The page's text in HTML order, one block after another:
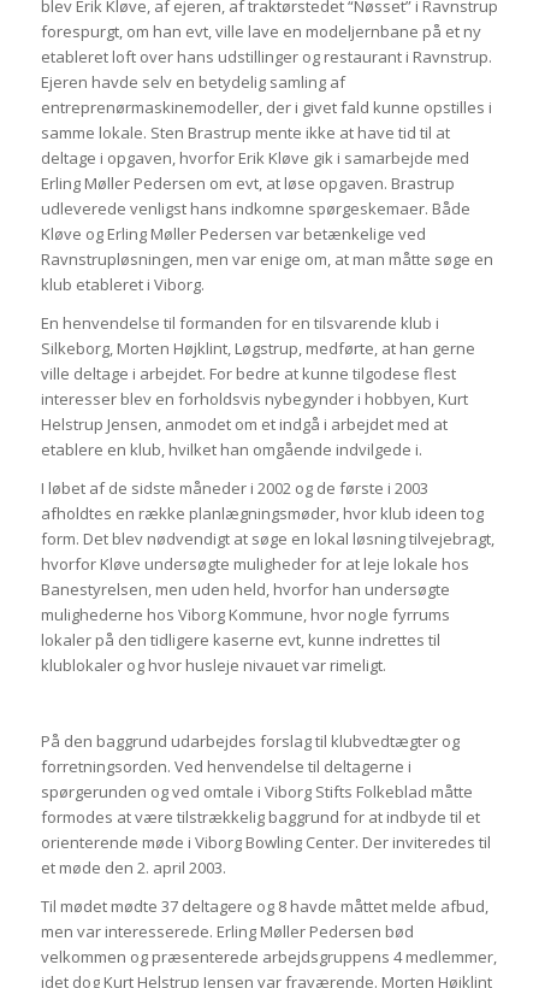
blev Erik Kløve, af ejeren, af traktørstedet “Nøsset” i Ravnstrup
forespurgt, om han evt, ville lave en modeljernbane på et ny
etableret loft over hans udstillinger og restaurant i Ravnstrup.
Ejeren havde selv en betydelig samling af
entreprenørmaskinemodeller, der i givet fald kunne opstilles i
samme lokale. Sten Brastrup mente ikke at have tid til at
deltage i opgaven, hvorfor Erik Kløve gik i samarbejde med
Erling Møller Pedersen om evt, at løse opgaven. Brastrup
udleverede venligst hans indkomne spørgeskemaer. Både
Kløve og Erling Møller Pedersen var betænkelige ved
Ravnstrupløsningen, men var enige om, at man måtte søge en
klub etableret i Viborg.
En henvendelse til formanden for en tilsvarende klub i
Silkeborg, Morten Højklint, Løgstrup, medførte, at han gerne
ville deltage i arbejdet. For bedre at kunne tilgodese flest
interesser blev en forholdsvis nybegynder i hobbyen, Kurt
Helstrup Jensen, anmodet om et indgå i arbejdet med at
etablere en klub, hvilket han omgående indvilgede i.
I løbet af de sidste måneder i 2002 og de første i 2003
afholdtes en række planlægningsmøder, hvor klub ideen tog
form. Det blev nødvendigt at søge en lokal løsning tilvejebragt,
hvorfor Kløve undersøgte muligheder for at leje lokale hos
Banestyrelsen, men uden held, hvorfor han undersøgte
mulighederne hos Viborg Kommune, hvor nogle fyrrums
lokaler på den tidligere kaserne evt, kunne indrettes til
klublokaler og hvor husleje nivauet var rimeligt.
På den baggrund udarbejdes forslag til klubvedtægter og
forretningsorden. Ved henvendelse til deltagerne i
spørgerunden og ved omtale i Viborg Stifts Folkeblad måtte
formodes at være tilstrækkelig baggrund for at indbyde til et
orienterende møde i Viborg Bowling Center. Der inviteredes til
et møde den 2. april 2003.
Til mødet mødte 37 deltagere og 8 havde måttet melde afbud,
men var interesserede. Erling Møller Pedersen bød
velkommen og præsenterede arbejdsgruppens 4 medlemmer,
idet dog Kurt Helstrup Jensen var fraværende. Morten Højklint